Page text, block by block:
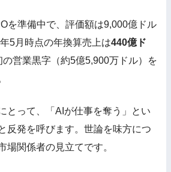
を準備中で、評価額は9,000億ドル
5月時点の年換算売上は440億ド
営業黒字（約5億5,900万ドル）を
とって、「AIが仕事を奪う」とい
反発を呼びます。世論を味方につ
場関係者の見立てです。